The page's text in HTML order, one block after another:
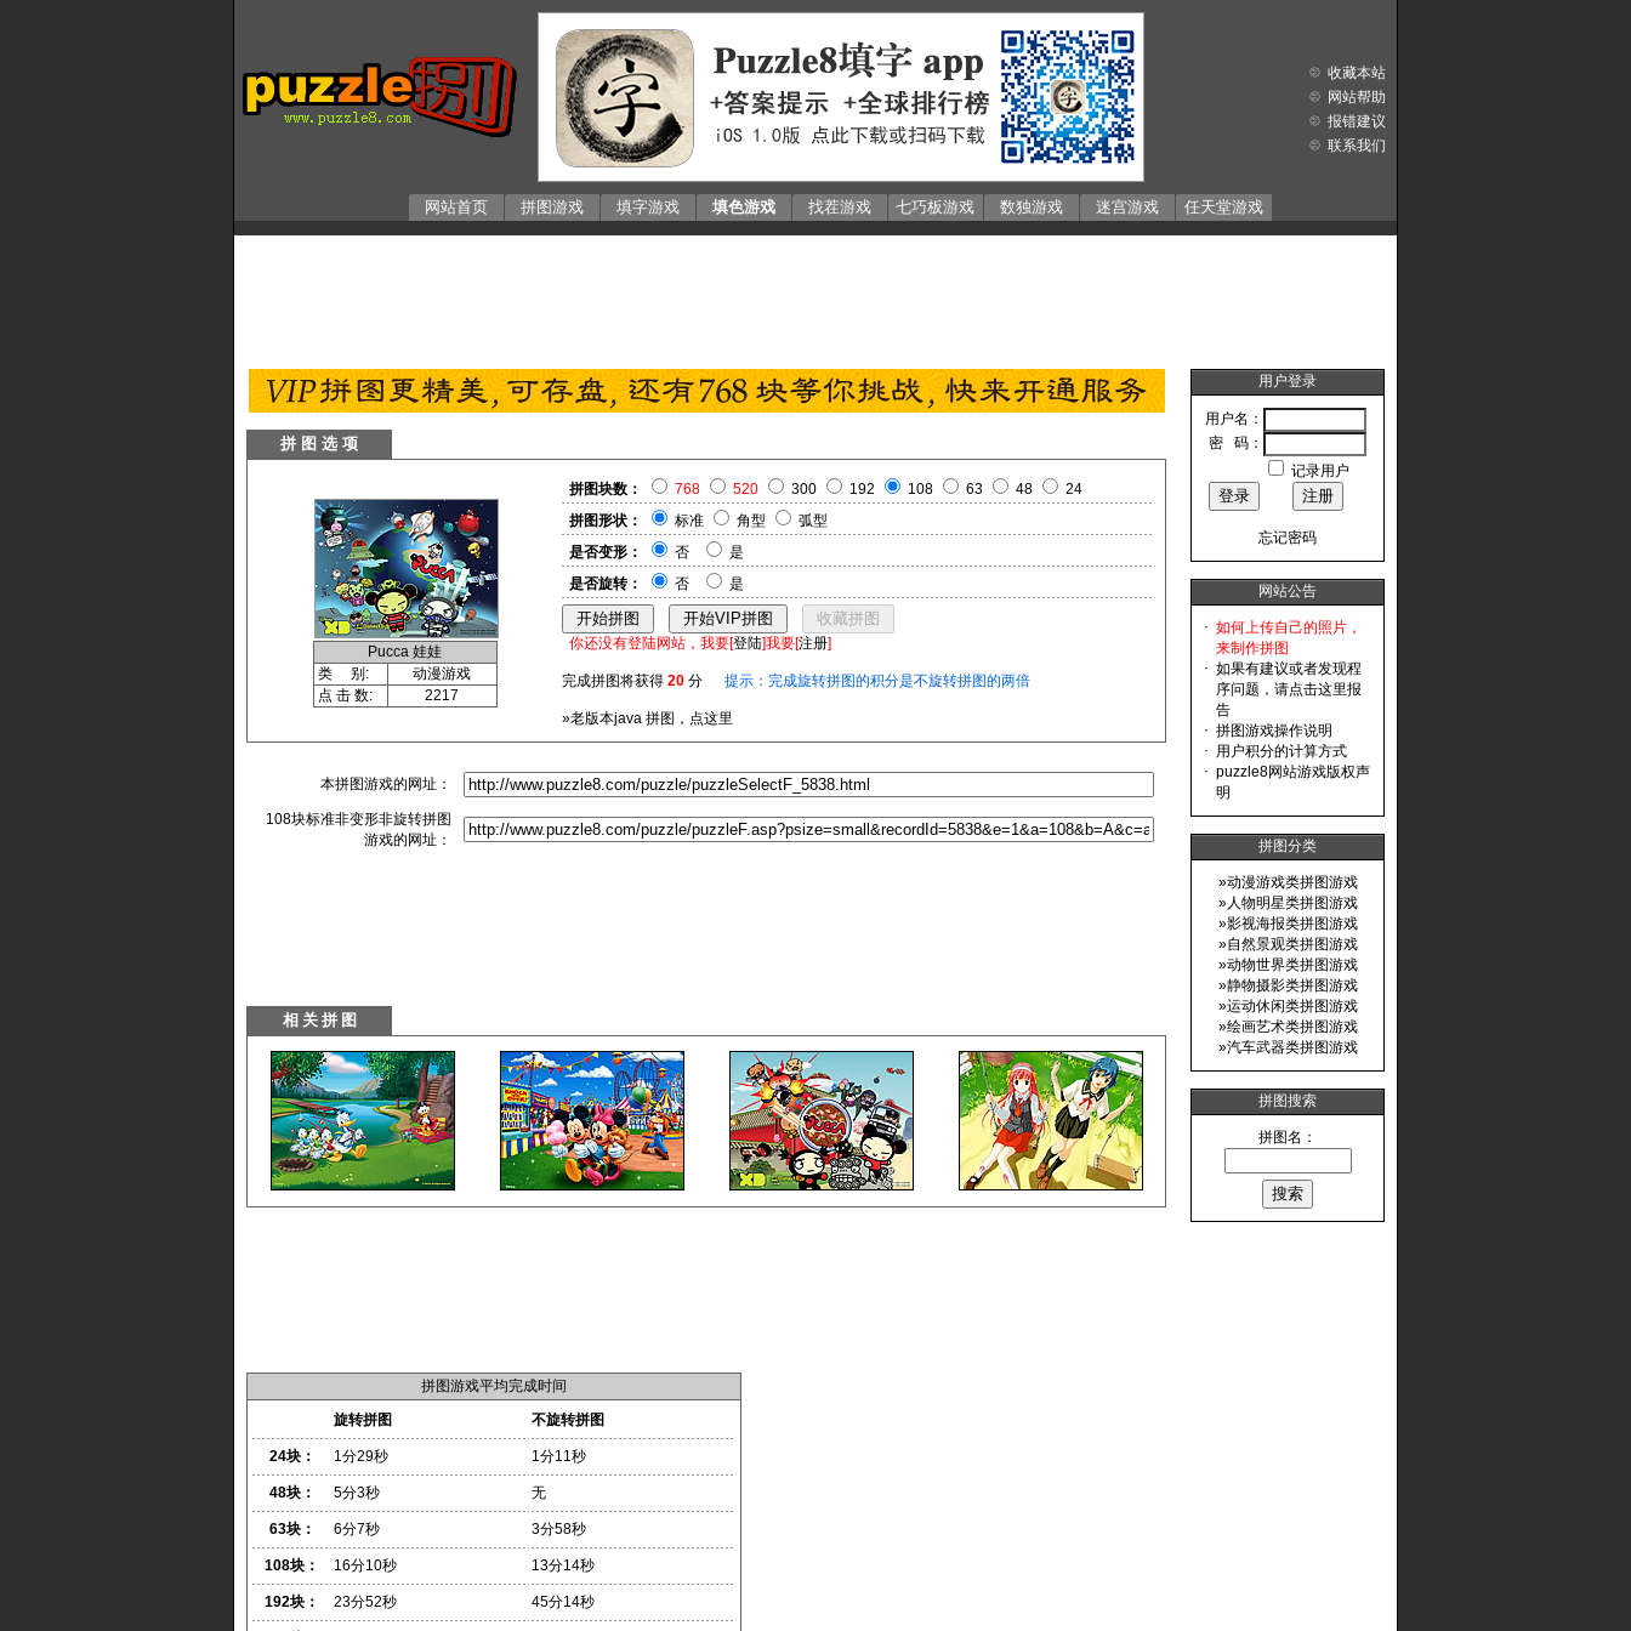
网站首页 拼图游戏 填字游戏 填色游戏 找茬游戏 七巧板游戏 数独游戏 迷宫游戏 任天堂游戏
收藏本站
网站帮助
报错建议
联系我们
拼 图 选 项
Pucca 娃娃
类 别:
动漫游戏
点 击 数:
2217
拼图块数： 768 520 300 192 108 63 48
24
拼图形状：
标准 角型
弧型
是否变形：
否
是
是否旋转：
否 是
你还没有登陆网站，我要[登陆]我要[注册]
完成拼图将获得 20 分 提示：完成旋转拼图的积分是不旋转拼图的两倍
»老版本java 拼图，点这里
本拼图游戏的网址：
108块标准非变形非旋转拼图
游戏的网址：
拼图游戏平均完成时间
旋转拼图
不旋转拼图
24块： 1分29秒 1分11秒
48块： 5分3秒 无
63块： 6分7秒 3分58秒
108块： 16分10秒 13分14秒
192块： 23分52秒 45分14秒
用户登录
用户名：
密 码：
记录用户
忘记密码
网站公告
· 如何上传自己的照片，
来制作拼图
· 如果有建议或者发现程
序问题，请点击这里报
告
· 拼图游戏操作说明
· 用户积分的计算方式
· puzzle8网站游戏版权声
明
拼图分类
»动漫游戏类拼图游戏
»人物明星类拼图游戏
»影视海报类拼图游戏
»自然景观类拼图游戏
»动物世界类拼图游戏
»静物摄影类拼图游戏
»运动休闲类拼图游戏
»绘画艺术类拼图游戏
»汽车武器类拼图游戏
拼图搜索
拼图名：